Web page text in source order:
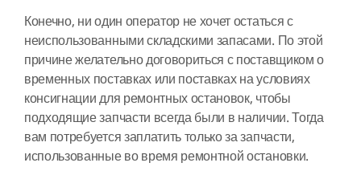
Конечно, ни один оператор не хочет остаться с
неиспользованными складскими запасами. По этой
причине желательно договориться с поставщиком о
временных поставках или поставках на условиях
консигнации для ремонтных остановок, чтобы
подходящие запчасти всегда были в наличии. Тогда
вам потребуется заплатить только за запчасти,
использованные во время ремонтной остановки.